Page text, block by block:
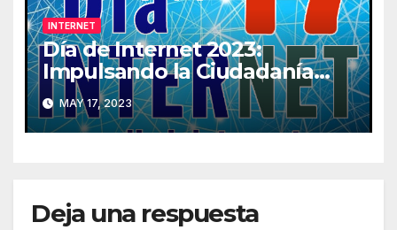
INTERNET
Día de Internet 2023:
Impulsando la Ciudadanía
Digital
MAY 17, 2023
Deja una respuesta